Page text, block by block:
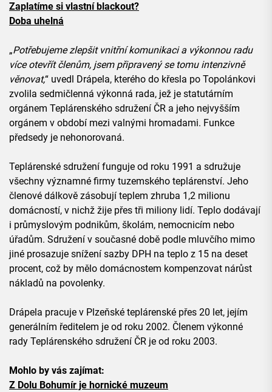
Zaplatíme si vlastní blackout?
Doba uhelná
„Potřebujeme zlepšit vnitřní komunikaci a výkonnou radu
více otevřít členům, jsem připravený se tomu intenzivně
věnovat,“ uvedl Drápela, kterého do křesla po Topolánkovi
zvolila sedmičlenná výkonná rada, jež je statutárním
orgánem Teplárenského sdružení ČR a jeho nejvyšším
orgánem v období mezi valnými hromadami. Funkce
předsedy je nehonorovaná.
Teplárenské sdružení funguje od roku 1991 a sdružuje
všechny významné firmy tuzemského teplárenství. Jeho
členové dálkově zásobují teplem zhruba 1,2 milionu
domácností, v nichž žije přes tři miliony lidí. Teplo dodávají
i průmyslovým podnikům, školám, nemocnicím nebo
úřadům. Sdružení v současné době podle mluvčího mimo
jiné prosazuje snížení sazby DPH na teplo z 15 na deset
procent, což by mělo domácnostem kompenzovat nárůst
nákladů na povolenky.
Drápela pracuje v Plzeňské teplárenské přes 20 let, jejím
generálním ředitelem je od roku 2002. Členem výkonné
rady Teplárenského sdružení ČR je od roku 2003.
Mohlo by vás zajímat:
Z Dolu Bohumír je hornické muzeum